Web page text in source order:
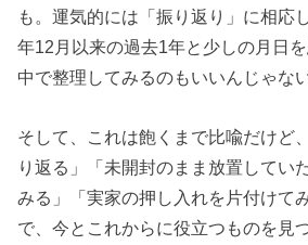
も。運気的には「振り返り」に相応
年12月以来の過去1年と少しの月日
中で整理してみるのもいいんじゃな
そして、これは飽くまで比喩だけど
り返る」「未開封のまま放置してい
みる」「実家の押し入れを片付けて
で、今とこれからに役立つものを見